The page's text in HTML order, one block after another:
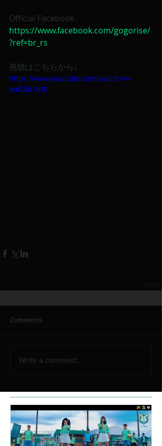
Official Facebook
https://www.facebook.com/gogorise/
?ref=br_rs
視聴はこちらから↓
https://www.youtube.com/watch?v=-
ouE2kLYdtE
Comments
Write a comment...